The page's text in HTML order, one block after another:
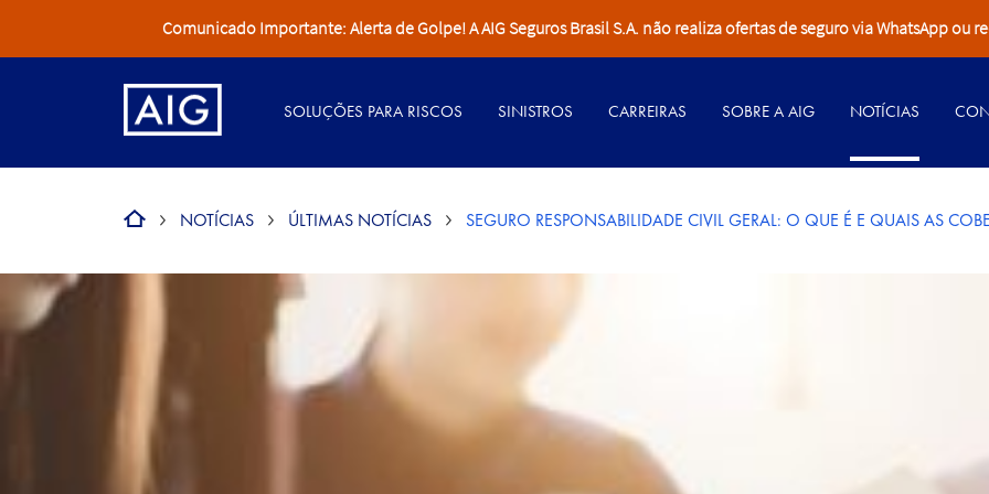
Comunicado Importante: Alerta de Golpe! A AIG Seguros Brasil S.A. não realiza ofertas de seguro via WhatsApp ou
SOLUÇÕES PARA RISCOS SINISTROS CARREIRAS SOBRE A AIG NOTÍCIAS
NOTÍCIAS ÚLTIMAS NOTÍCIAS SEGURO RESPONSABILIDADE CIVIL GERAL: O QUE É E QUAIS AS